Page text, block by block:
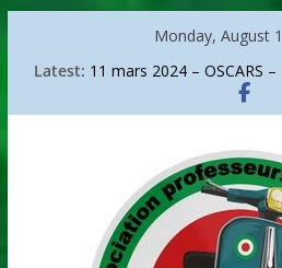
Monday, August
Latest: 11 mars 2024 – OSCARS
Sanremo 2026
Go go around Italy
Arte – Arcimboldo, portrait